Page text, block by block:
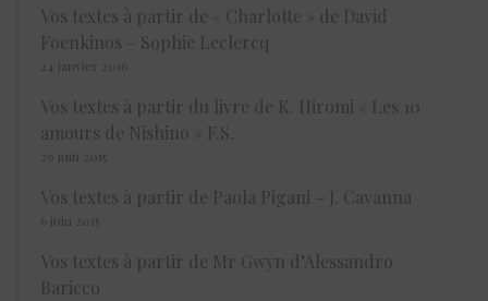
Vos textes à partir de « Charlotte » de David
Foenkinos – Sophie Leclercq
24 janvier 2016
Vos textes à partir du livre de K. Hiromi « Les 10
amours de Nishino » F.S.
29 juin 2015
Vos textes à partir de Paola Pigani – J. Cavanna
6 juin 2015
Vos textes à partir de Mr Gwyn d’Alessandro
Baricco